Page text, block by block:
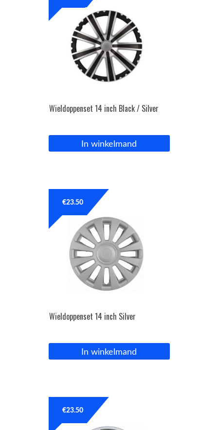
Wieldoppenset 14 inch Black / Silver
In winkelmand
Wieldoppenset 14 inch Silver
€23.50
In winkelmand
€23.50